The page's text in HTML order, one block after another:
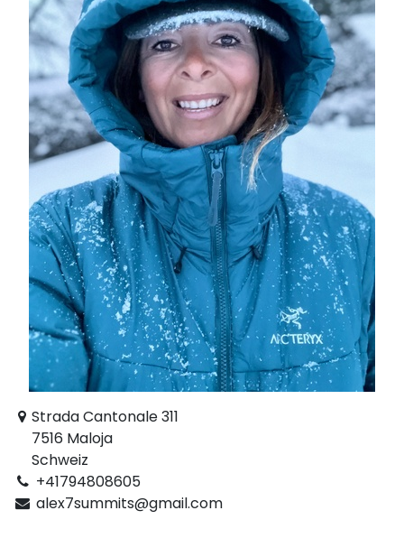
Strada Cantonale 311
7516 Maloja
Schweiz
+41794808605
alex7summits@gmail.com